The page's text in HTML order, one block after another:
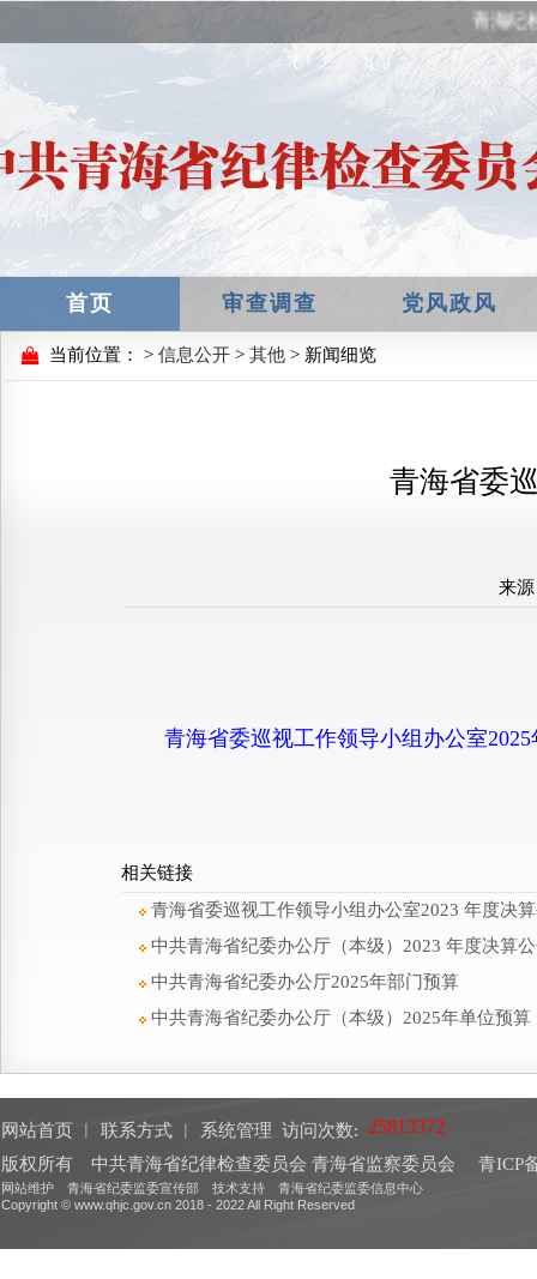
青海纪
首页 审查调查 党风政风
当前位置： > 信息公开 > 其他 > 新闻细览
青海省委
来
青海省委巡视工作领导小组办公室
相关链接
青海省委巡视工作领导小组办公室2023 年度决
中共青海省纪委办公厅（本级）2023 年度决算
中共青海省纪委办公厅2025年部门预算
中共青海省纪委办公厅（本级）2025年单位预算
网站首页 联系方式 系统管理 访问次数:
版权所有 中共青海省纪律检查委员会 青海省监察委员会
青ICP
网站维护 青海省纪委监委宣传部 技术支持 青海省纪委监委信息中心
Copyright © www.qhjc.gov.cn 2018 - 2022 All Right Reserved